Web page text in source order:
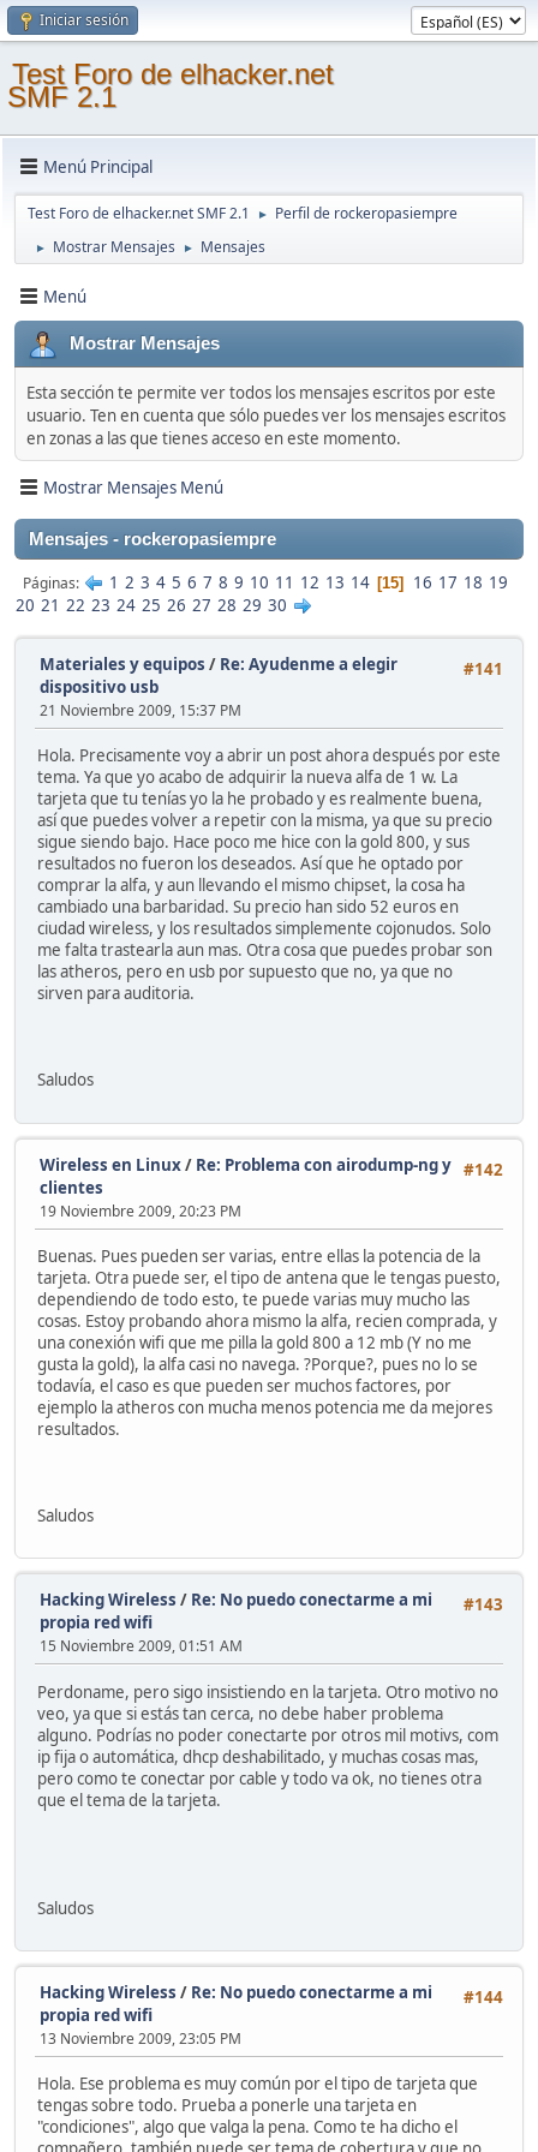
Iniciar sesión
Test Foro de elhacker.net
SMF 2.1
Menú Principal
Test Foro de elhacker.net SMF 2.1 ► Perfil de rockeropasiempre
► Mostrar Mensajes ► Mensajes
Menú
Mostrar Mensajes
Esta sección te permite ver todos los mensajes escritos por este
usuario. Ten en cuenta que sólo puedes ver los mensajes escritos
en zonas a las que tienes acceso en este momento.
Mostrar Mensajes Menú
Mensajes - rockeropasiempre
Páginas 1 2 3 4 5 6 7 8 9 10 11 12 13 14 15 16 17 18 19
20 21 22 23 24 25 26 27 28 29 30
#141
Materiales y equipos / Re: Ayudenme a elegir
dispositivo usb
21 Noviembre 2009, 15:37 PM
Hola. Precisamente voy a abrir un post ahora después por este
tema. Ya que yo acabo de adquirir la nueva alfa de 1 w. La
tarjeta que tu tenías yo la he probado y es realmente buena,
así que puedes volver a repetir con la misma, ya que su precio
sigue siendo bajo. Hace poco me hice con la gold 800, y sus
resultados no fueron los deseados. Así que he optado por
comprar la alfa, y aun llevando el mismo chipset, la cosa ha
cambiado una barbaridad. Su precio han sido 52 euros en
ciudad wireless, y los resultados simplemente cojonudos. Solo
me falta trastearla aun mas. Otra cosa que puedes probar son
las atheros, pero en usb por supuesto que no, ya que no
sirven para auditoria.
Saludos
#142
Wireless en Linux/ Re: Problema con airodump-ng y
clientes
19 Noviembre 2009, 20:23 PM
Buenas. Pues pueden ser varias, entre ellas la potencia de la
tarjeta. Otra puede ser, el tipo de antena que le tengas puesto,
dependiendo de todo esto, te puede varias muy mucho las
cosas. Estoy probando ahora mismo la alfa, recien comprada, y
una conexión wifi que me pilla la gold 800 a 12 mb (Y no me
gusta la gold), la alfa casi no navega. ?Porque?, pues no lo se
todavía, el caso es que pueden ser muchos factores, por
ejemplo la atheros con mucha menos potencia me da mejores
resultados.
Saludos
#143
Hacking Wireless / Re: No puedo conectarme a mi
propia red wifi
15 Noviembre 2009, 01:51 AM
Perdoname, pero sigo insistiendo en la tarjeta. Otro motivo no
veo, ya que si estás tan cerca, no debe haber problema
alguno. Podrías no poder conectarte por otros mil motivs, com
ip fija o automática, dhcp deshabilitado, y muchas cosas mas,
pero como te conectar por cable y todo va ok, no tienes otra
que el tema de la tarjeta.
Saludos
#144
Hacking Wireless / Re: No puedo conectarme a mi
propia red wifi
13 Noviembre 2009, 23:05 PM
Hola. Ese problema es muy común por el tipo de tarjeta que
tengas sobre todo. Prueba a ponerle una tarjeta en
"condiciones", algo que valga la pena. Como te ha dicho el